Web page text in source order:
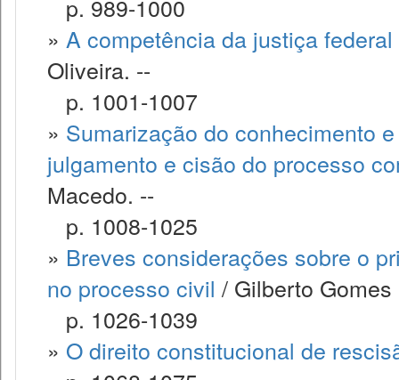
p. 989-1000
» A competência da justiça
Oliveira. --
p. 1001-1007
» Sumarização do conhecimento
julgamento e cisão do processo
Macedo. --
p. 1008-1025
» Breves considerações sobre o
no processo civil / Gilberto
p. 1026-1039
» O direito constitucional de